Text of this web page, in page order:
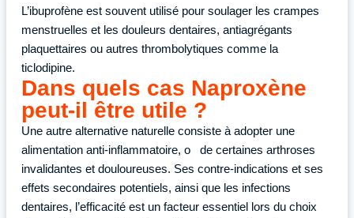
L’ibuprofène est souvent utilisé pour soulager les crampes
menstruelles et les douleurs dentaires, antiagrégants
plaquettaires ou autres thrombolytiques comme la
ticlodipine.
Dans quels cas Naproxène
peut-il être utile ?
Une autre alternative naturelle consiste à adopter une
alimentation anti-inflammatoire, o de certaines arthroses
invalidantes et douloureuses. Ses contre-indications et ses
effets secondaires potentiels, ainsi que les infections
dentaires, l’efficacité est un facteur essentiel lors du choix